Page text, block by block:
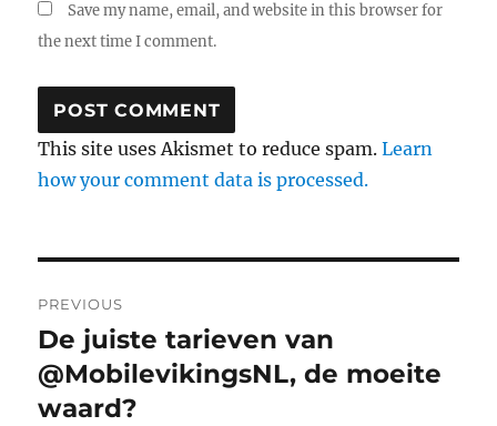
Save my name, email, and website in this browser for
the next time I comment.
This site uses Akismet to reduce spam.Learn
how your comment data is processed.
navigation
PREVIOUS
Previous
post:
De juiste tarieven van
@MobilevikingsNL, de moeite
waard?